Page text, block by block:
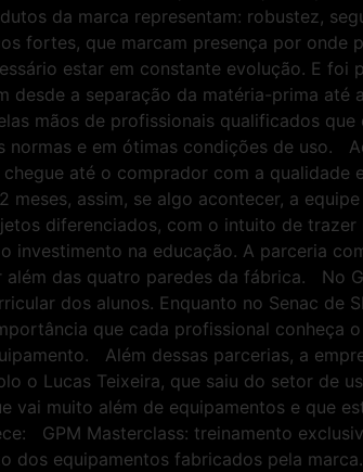
da marca representam: robustez,
fortes, que marcam presença por
estar em constante evolução. E foi
a separação da matéria-prima até
mãos de profissionais qualificados
normas e em ótimas condições de uso.
até o comprador com a
assim, se algo acontecer, a
diferenciados, com o intuito de
na educação. A parceria
das quatro paredes da fábrica. No
dos alunos. Enquanto no Senac de
que cada profissional conheça
Além dessas parcerias, a
o Lucas Teixeira, que saiu do setor de
muito além de equipamentos e que
GPM Masterclass: treinamento
dos equipamentos fabricados pela